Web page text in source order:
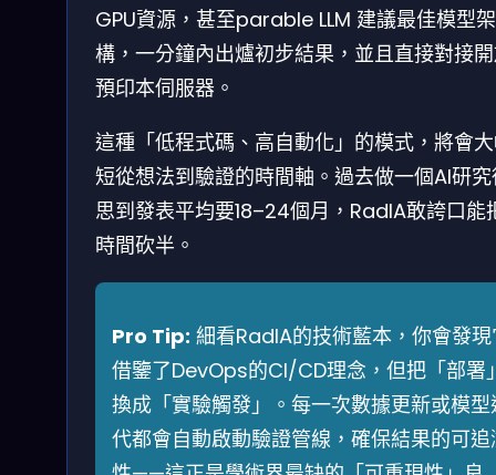
GPU資源，甚至parable LLM 建議最佳模型架
構，一分鐘內出爐初步結果，並且直接對接
預印本伺服器。
這種「低程式碼、高自動化」的模式，將會
短從想法到驗證的時間軸。過去做一個AI研
思到發表平均要18–24個月，RadIA敢誇口能
時間砍半。
Pro Tip: 細看RadIA的技術藍本，你會發
借鑒了DevOps的CI/CD理念，但把「部署
換成「實驗觸發」。每一次數據更新或模型
代都會自動啟動驗證管線，確保結果的可追